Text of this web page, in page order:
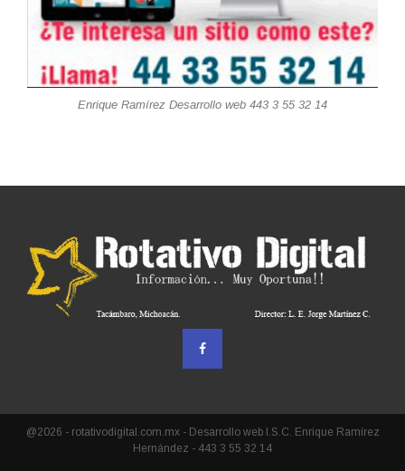
Enrique Ramírez Desarrollo web 443 3 55 32 14
@2026 - rotativodigital.com.mx - Desarrollo web I.S.C. Enrique Ramírez
Hernández - 443 3 55 32 14